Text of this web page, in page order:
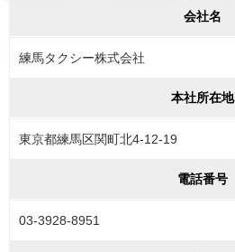
会社名
練馬タクシー株式会社
本社所在地
東京都練馬区関町北4-12-19
電話番号
03-3928-8951